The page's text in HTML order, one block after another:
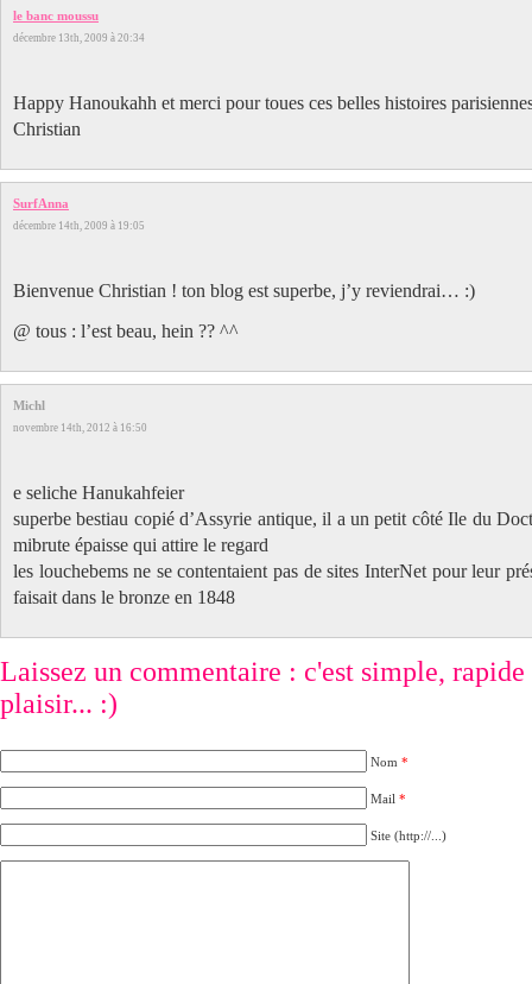
le banc moussu
décembre 13th, 2009 à 20:34
Happy Hanoukahh et merci pour toues ces belles histoires
Christian
SurfAnna
décembre 14th, 2009 à 19:05
Bienvenue Christian ! ton blog est superbe, j’y reviendrai… :)
@ tous : l’est beau, hein ?? ^^
Michl
novembre 14th, 2012 à 16:50
e seliche Hanukahfeier
superbe bestiau copié d’Assyrie antique, il a un petit côté Ile du
mibrute épaisse qui attire le regard
les louchebems ne se contentaient pas de sites InterNet pour leur
faisait dans le bronze en 1848
Laissez un commentaire : c'est simple,
plaisir... :)
Nom *
Mail *
Site (http://...)